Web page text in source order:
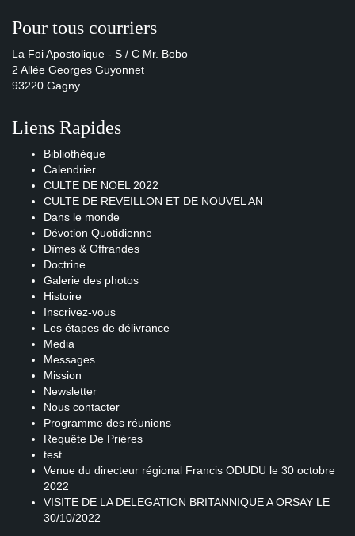
Pour tous courriers
La Foi Apostolique - S / C Mr. Bobo
2 Allée Georges Guyonnet
93220 Gagny
Liens Rapides
Bibliothèque
Calendrier
CULTE DE NOEL 2022
CULTE DE REVEILLON ET DE NOUVEL AN
Dans le monde
Dévotion Quotidienne
Dîmes & Offrandes
Doctrine
Galerie des photos
Histoire
Inscrivez-vous
Les étapes de délivrance
Media
Messages
Mission
Newsletter
Nous contacter
Programme des réunions
Requête De Prières
test
Venue du directeur régional Francis ODUDU le 30 octobre
2022
VISITE DE LA DELEGATION BRITANNIQUE A ORSAY LE
30/10/2022